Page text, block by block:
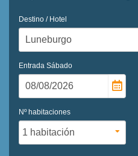
Destino / Hotel
Entrada Sábado
Nº habitaciones